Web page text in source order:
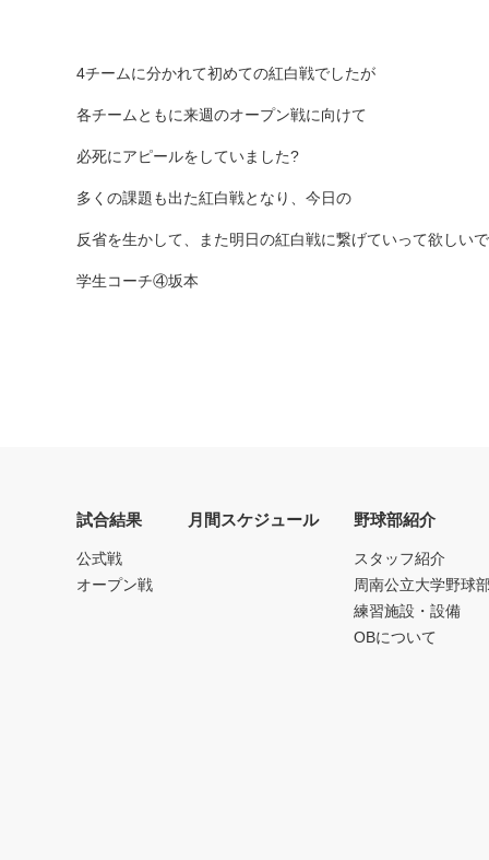
4チームに分かれて初めての紅白戦でしたが
各チームともに来週のオープン戦に向けて
必死にアピールをしていました?
多くの課題も出た紅白戦となり、今日の
反省を生かして、また明日の紅白戦に繋げていって欲しい
学生コーチ④坂本
試合結果
公式戦
オープン戦
月間スケジュール 野球部紹介
スタッフ紹介
周南公立大学野球
練習施設・設備
OBについて